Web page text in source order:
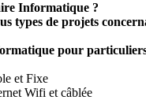
Informatique ?
types de projets
pour
et Fixe
Wifi et câblée